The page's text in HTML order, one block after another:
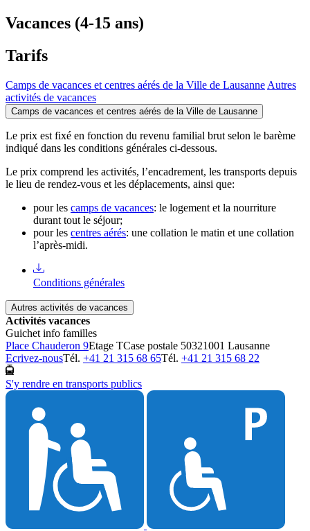
Vacances (4-15 ans)
Tarifs
Camps de vacances et centres aérés de la Ville de Lausanne Autres
activités de vacances
Camps de vacances et centres aérés de la Ville de Lausanne
Le prix est fixé en fonction du revenu familial brut selon le barème
indiqué dans les conditions générales ci-dessous.
Le prix comprend les activités, l’encadrement, les transports depuis
le lieu de rendez-vous et les déplacements, ainsi que:
pour les camps de vacances: le logement et la nourriture
durant tout le séjour;
pour les centres aérés: une collation le matin et une collation
l’après-midi.
Conditions générales
Autres activités de vacances
Activités vacances
Guichet info familles
Place Chauderon 9Etage TCase postale 50321001 Lausanne
Ecrivez-nousTél. +41 21 315 68 65Tél. +41 21 315 68 22
S'y rendre en transports publics